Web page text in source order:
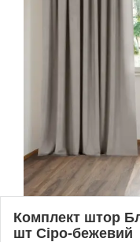
Комплект штор
шт Сіро-бежевий